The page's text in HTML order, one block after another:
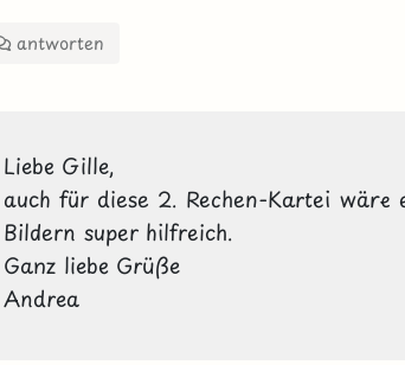
antworten
Liebe Gille,
auch für diese 2. Rechen-Kartei wäre
Bildern super hilfreich.
Ganz liebe Grüße
Andrea